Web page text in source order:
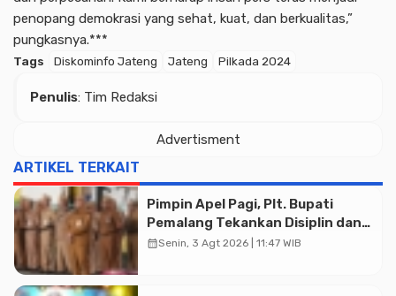
penopang demokrasi yang sehat, kuat, dan berkualitas,”
pungkasnya.***
Tags Diskominfo Jateng Jateng Pilkada 2024
Penulis: Tim Redaksi
Advertisment
ARTIKEL TERKAIT
Pimpin Apel Pagi, Plt. Bupati
Pemalang Tekankan Disiplin dan
Soliditas ASN untuk Pelayanan
calendar_monthSenin, 3 Agt 2026 | 11:47 WIB